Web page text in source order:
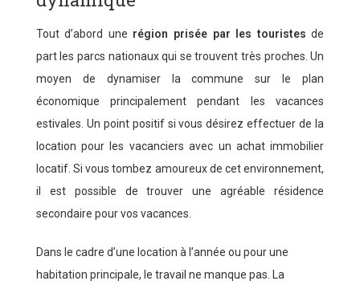
Tout d’abord une région prisée par les touristes de
part les parcs nationaux qui se trouvent très proches. Un
moyen de dynamiser la commune sur le plan
économique principalement pendant les vacances
estivales. Un point positif si vous désirez effectuer de la
location pour les vacanciers avec un achat immobilier
locatif. Si vous tombez amoureux de cet environnement,
il est possible de trouver une agréable résidence
secondaire pour vos vacances.
Dans le cadre d’une location à l’année ou pour une
habitation principale, le travail ne manque pas. La